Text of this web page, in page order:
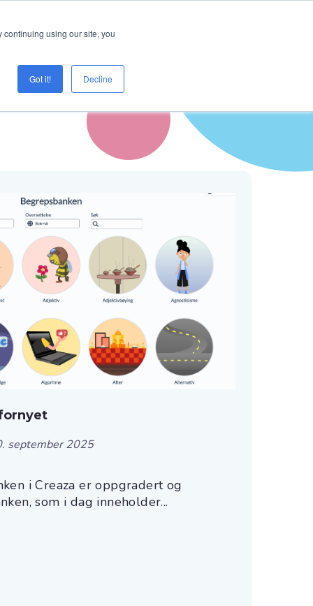
using our site, you
Got it! Decline
september 2025
i Creaza er oppgradert og
som i dag inneholder...